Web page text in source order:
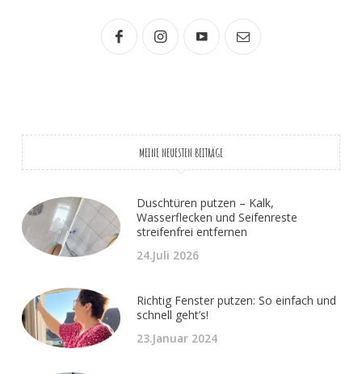
MEINE NEUESTEN BEITRÄGE
Duschtüren putzen – Kalk,
Wasserflecken und Seifenreste
streifenfrei entfernen
24.Juli 2026
Richtig Fenster putzen: So einfach und
schnell geht’s!
23.Januar 2024